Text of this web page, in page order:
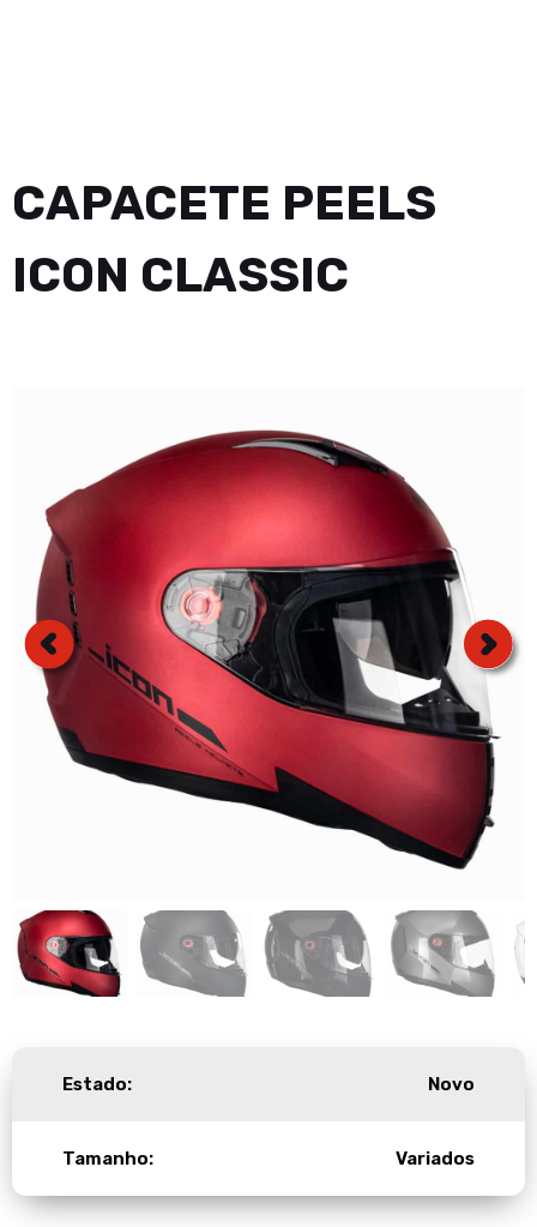
CAPACETE PEELS
ICON CLASSIC
Estado: Novo
Tamanho: Variados